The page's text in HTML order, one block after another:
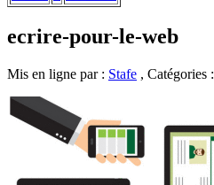
ecrire-pour-le-web
Mis en ligne par : Stafe , Catégories :